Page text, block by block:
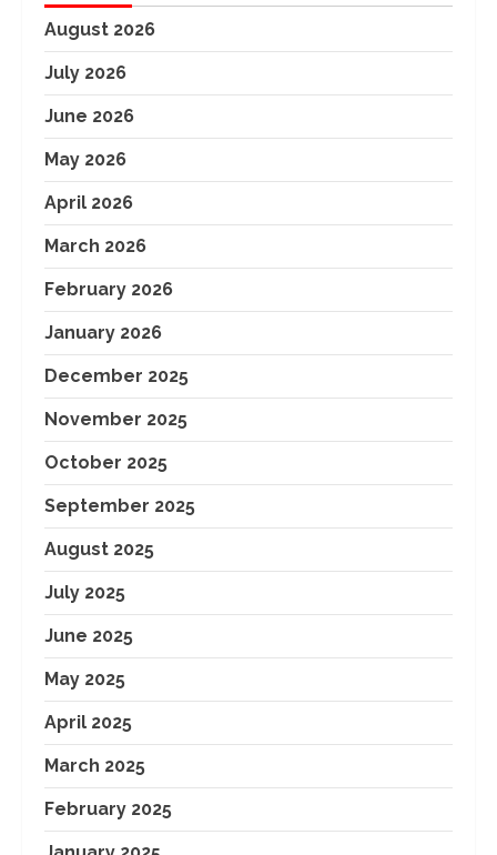
August 2026
July 2026
June 2026
May 2026
April 2026
March 2026
February 2026
January 2026
December 2025
November 2025
October 2025
September 2025
August 2025
July 2025
June 2025
May 2025
April 2025
March 2025
February 2025